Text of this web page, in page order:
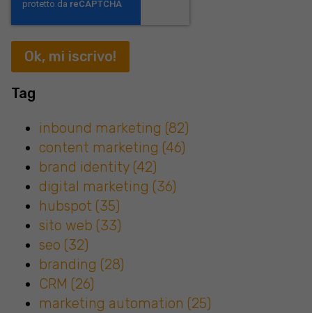
Tag
inbound marketing (82)
content marketing (46)
brand identity (42)
digital marketing (36)
hubspot (35)
sito web (33)
seo (32)
branding (28)
CRM (26)
marketing automation (25)